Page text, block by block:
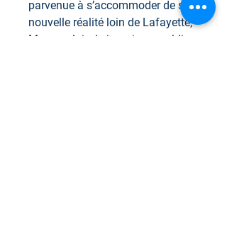
parvenue à s’accommoder de sa
nouvelle réalité loin de Lafayette,
Morgan, lui, n’a jamais pu oublier